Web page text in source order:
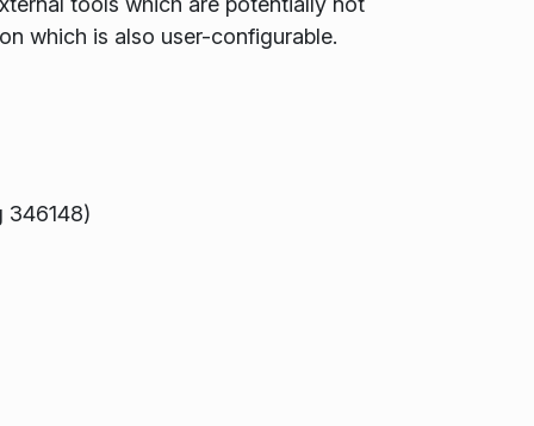
which is also user-configurable.
346148)